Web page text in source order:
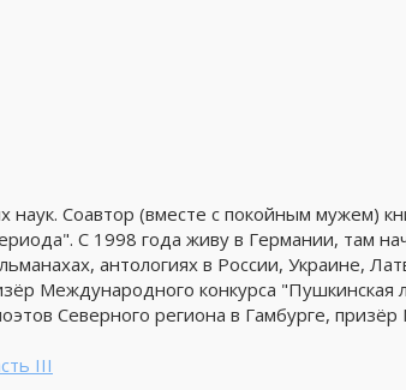
наук. Соавтор (вместе с покойным мужем)
С 1998 года живу в Германии, там
антологиях в России, Украине,
Международного конкурса "Пушкинская
Северного региона в Гамбурге,
III